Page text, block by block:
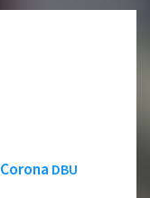
Corona DBU